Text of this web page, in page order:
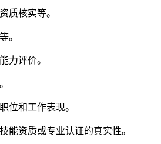
质核实等。
。
力评价。
位和工作表现。
能资质或专业认证的真实性。